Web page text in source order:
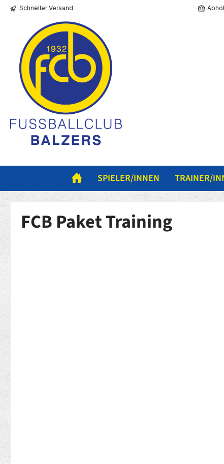
Zur Hauptnavigation springen
Schneller Versand
SPIELER/INNEN TRAINER/
FCB Paket Training